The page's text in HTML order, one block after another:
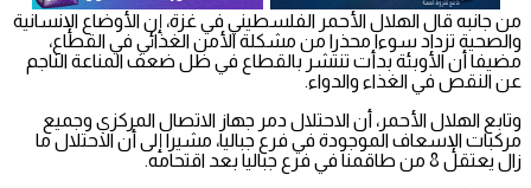
من جانبه قال الهلال الأحمر الفلسطيني في غزة، إن الأوضاع الإنسانية
والصحية تزداد سوءا محذرا من مشكلة الأمن الغذائي في القطاع،
مضيفا أن الأوبئة بدأت تنتشر بالقطاع في ظل ضعف المناعة الناجم
عن النقص في الغذاء والدواء.
وتابع الهلال الأحمر، أن الاحتلال دمر جهاز الاتصال المركزي وجميع
مركبات الإسعاف الموجودة في فرع جباليا، مشيرا إلى أن الاحتلال ما
زال يعتقل 8 من طاقمنا في فرع جباليا بعد اقتحامه.